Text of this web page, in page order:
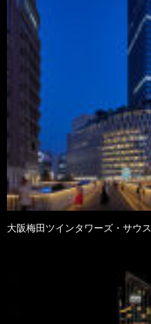
大阪梅田ツインタワーズ・サウス